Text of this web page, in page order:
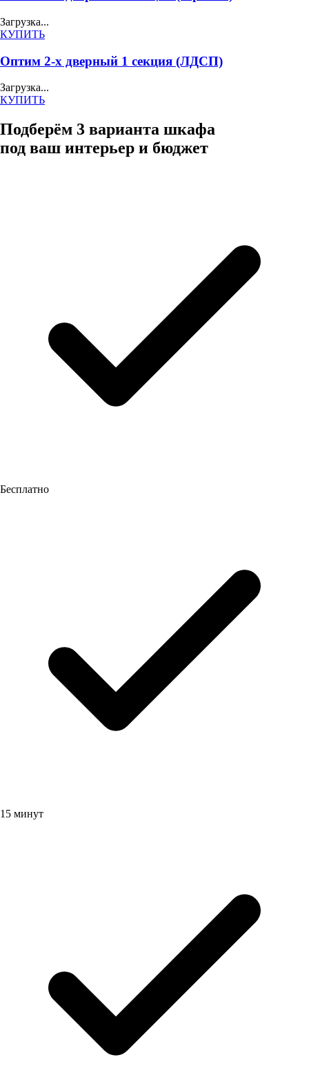
Загрузка...
КУПИТЬ
Оптим 2-х дверный 1 секция (ЛДСП)
Загрузка...
КУПИТЬ
Подберём 3 варианта шкафа
под ваш интерьер и бюджет
Бесплатно
15 минут